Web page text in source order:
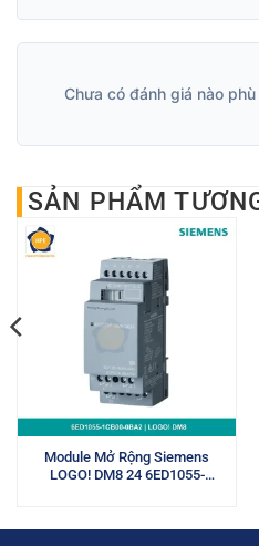
Chưa có đánh giá nào
SẢN PHẨM
Module Mở Rộng Siemens
LOGO! DM8 24 6ED1055-